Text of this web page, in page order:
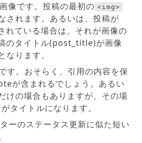
像です。投稿の最初の <img>
されます。あるいは、投稿が
れている場合は、それが画像の
のタイトル(post_title)が画像
なります。
す。おそらく、引用の内容を保
が含まれるでしょう。あるい
けの場合もありますが、その場
タイトルになります。
ーのステータス更新に似た短い